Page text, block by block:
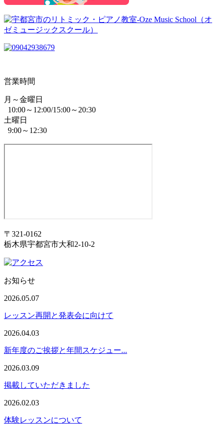
営業時間
月～金曜日
10:00～12:00/15:00～20:30
土曜日
9:00～12:30
〒321-0162
栃木県宇都宮市大和2-10-2
お知らせ
2026.05.07
レッスン再開と発表会に向けて
2026.04.03
新年度のご挨拶と年間スケジュー...
2026.03.09
掲載していただきました
2026.02.03
体験レッスンについて